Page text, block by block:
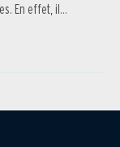
En effet, il...